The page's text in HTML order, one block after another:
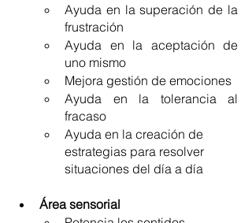
Ayuda en la superación de la
frustración
Ayuda en la aceptación de
uno mismo
Mejora gestión de emociones
Ayuda en la tolerancia al
fracaso
Ayuda en la creación de
estrategias para resolver
situaciones del día a día
Área sensorial